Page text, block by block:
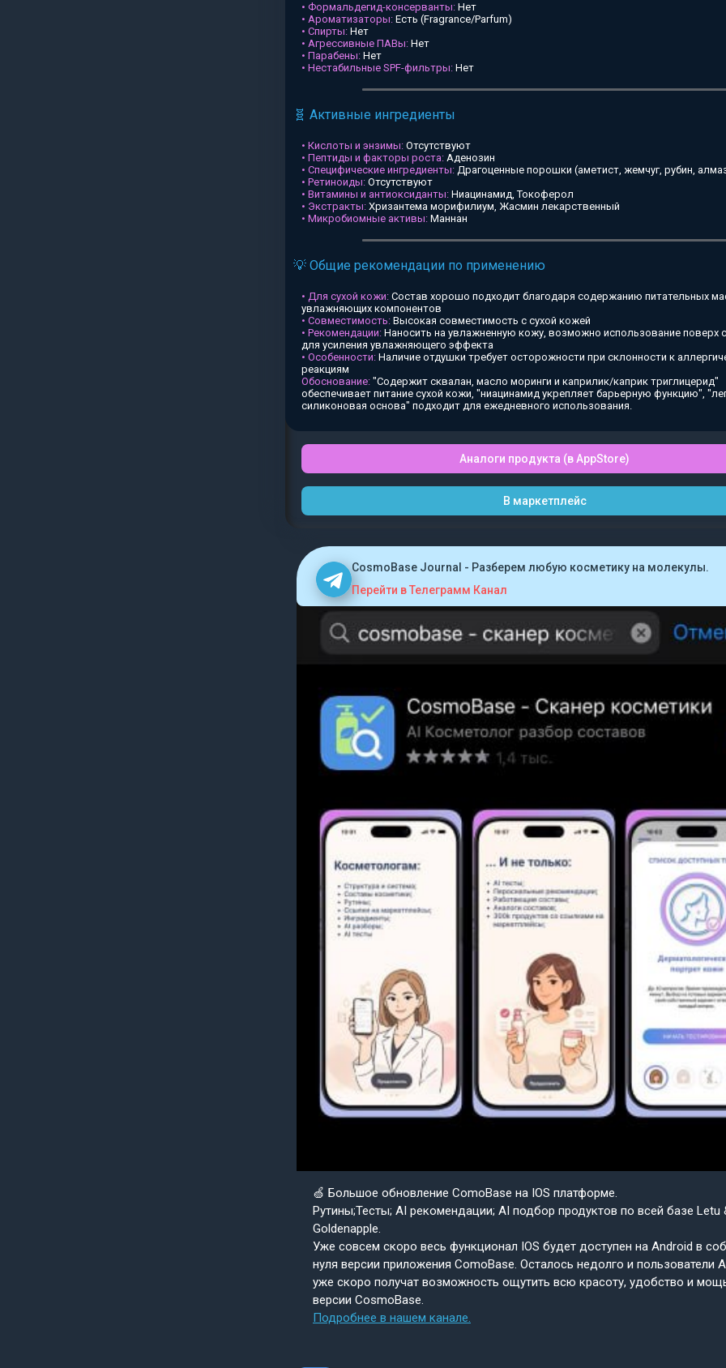
• Формальдегид-консерванты: Нет
• Ароматизаторы: Есть (Fragrance/Parfum)
• Спирты: Нет
• Агрессивные ПАВы: Нет
• Парабены: Нет
• Нестабильные SPF-фильтры: Нет
🧬 Активные ингредиенты
• Кислоты и энзимы: Отсутствуют
• Пептиды и факторы роста: Аденозин
• Специфические ингредиенты: Драгоценные порошки (аметист, жемчуг, рубин,
• Ретиноиды: Отсутствуют
• Витамины и антиоксиданты: Ниацинамид, Токоферол
• Экстракты: Хризантема морифилиум, Жасмин лекарственный
• Микробиомные активы: Маннан
💡 Общие рекомендации по применению
• Для сухой кожи: Состав хорошо подходит благодаря содержанию питательных
увлажняющих компонентов
• Совместимость: Высокая совместимость с сухой кожей
• Рекомендации: Наносить на увлажненную кожу, возможно использование поверх
для усиления увлажняющего эффекта
• Особенности: Наличие отдушки требует осторожности при склонности к
реакциям
Обоснование: "Содержит сквалан, масло моринги и каприлик/каприк триглицерид"
обеспечивает питание сухой кожи, "ниацинамид укрепляет барьерную функцию",
силиконовая основа" подходит для ежедневного использования.
Аналоги продукта (в AppStore)
В маркетплейс
CosmoBase Journal - Разберем любую косметику на молекулы.
Перейти в Телеграмм Канал
🍏 Большое обновление ComoBase на IOS платформе.
Рутины;Тесты; AI рекомендации; AI подбор продуктов по всей базе Letu
Goldenapple.
Уже совсем скоро весь функционал IOS будет доступен на Android в
нуля версии приложения ComoBase. Осталось недолго и пользователи
уже скоро получат возможность ощутить всю красоту, удобство и
версии CosmoBase.
Подробнее в нашем канале.